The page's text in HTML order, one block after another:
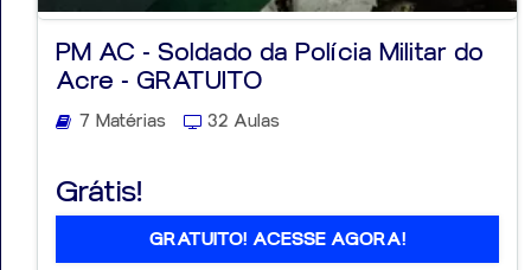
Aprovados
Notícias
PM AC - Soldado da Polícia Militar do
Acre - GRATUITO
7 Matérias 32 Aulas
Grátis!
GRATUITO! ACESSE AGORA!